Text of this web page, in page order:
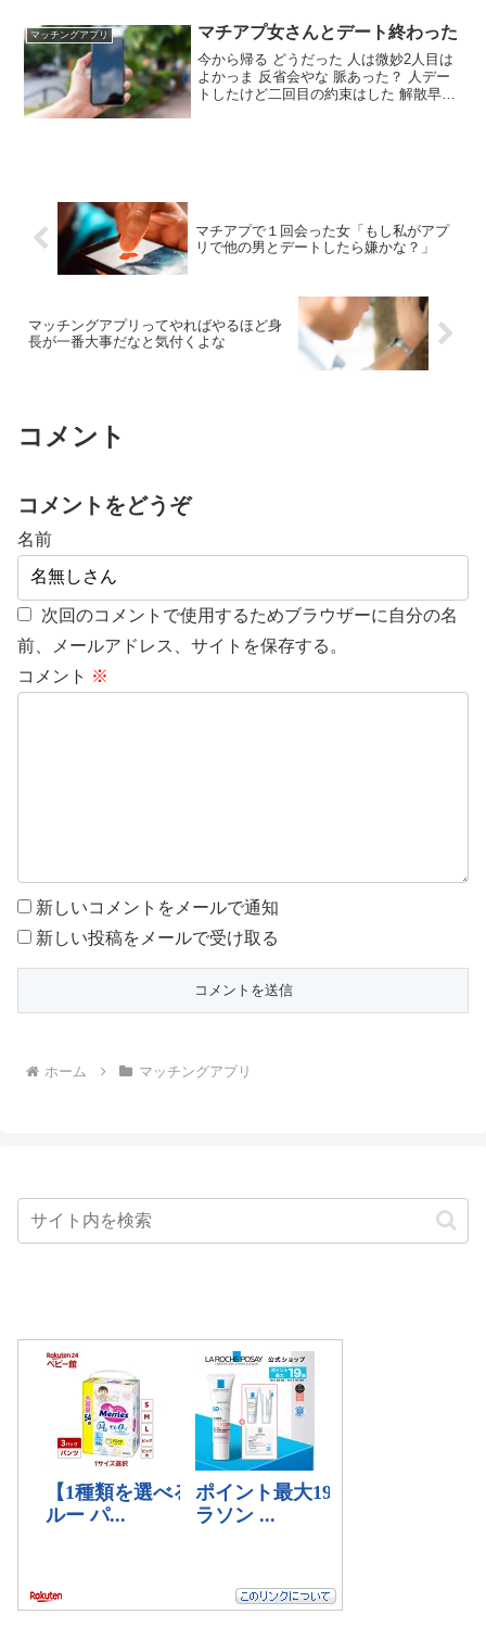
美智子ばりのべっぴんさんもごまんとお
るんけ？ 子供作らず豊かな生活を送る夫
婦も素敵やん
マッチングアプリ マチアプ女さんとデート終わった
今から帰る どうだった 人は微妙2人目は
よかっま 反省会やな 脈あった？ 人デー
トしたけど二回目の約束はした 解散早く
マチアプで１回会った女「もし私がアプ
リで他の男とデートしたら嫌かな？」
マッチングアプリってやればやるほど身
長が一番大事だなと気付くよな
コメント
コメントをどうぞ
名前
次回のコメントで使用するためブラウザーに自分の名
前、メールアドレス、サイトを保存する。
コメント ※
新しいコメントをメールで通知
新しい投稿をメールで受け取る
ホーム マッチングアプリ